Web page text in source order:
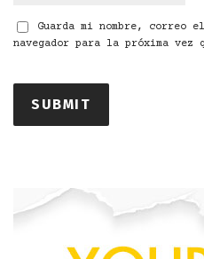
Guarda mi nombre, correo
navegador para la próxima vez